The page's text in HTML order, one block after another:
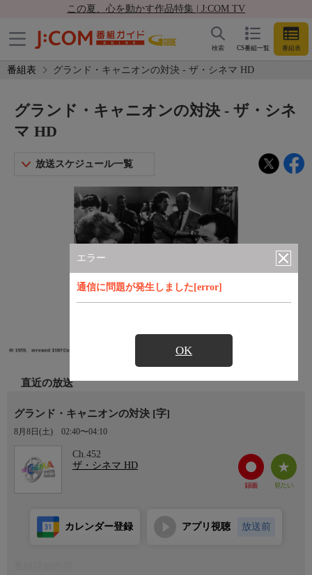
この夏、心を動かす作品特集 | J:COM TV
CS番組一覧 番組表
検索
番組表 グランド・キャニオンの対決 - ザ・シネマ HD
エラー
通信に問題が発生しました[error]
OK
グランド・キャニオンの対決 - ザ・シネ
マ HD
放送スケジュール一覧
直近の放送
グランド・キャニオンの対決 [字]
8月8日(土) 02:40〜04:10
Ch.452
ザ・シネマ HD
カレンダー登録 アプリ視聴 放送前